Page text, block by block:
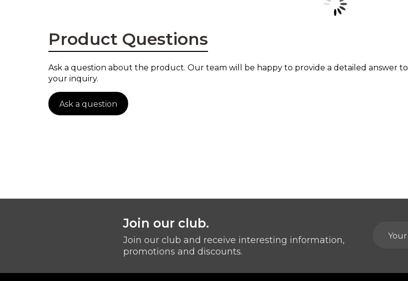
Product Questions
Ask a question about the product. Our team will be happy to provide a detailed answer to
your inquiry.
Ask a question
Join our club.
Join our club and receive interesting information,
promotions and discounts.